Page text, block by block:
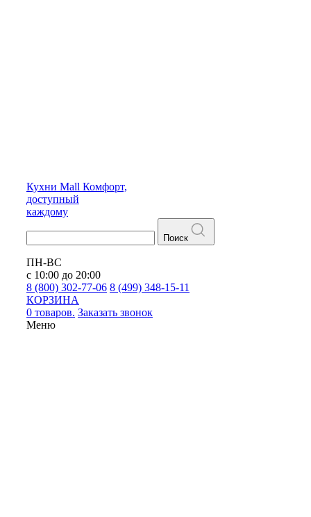
Кухни Mall Комфорт,
доступный
каждому
Поиск
ПН-ВС
с 10:00 до 20:00
8 (800) 302-77-06 8 (499) 348-15-11
КОРЗИНА
0 товаров. Заказать звонок
Меню